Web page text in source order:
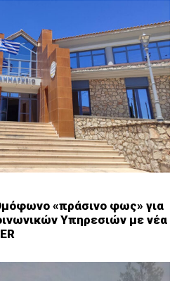
«πράσινο φως» για
Υπηρεσιών με νέα